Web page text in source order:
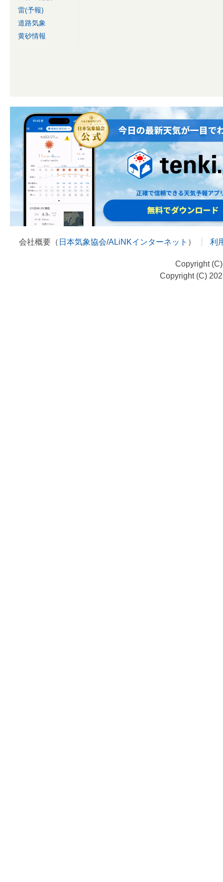
雷(予報)
道路気象
黄砂情報
会社概要（ 日本気象協会/ALiNKインターネット ） 利
Copyright
Copyright (C)